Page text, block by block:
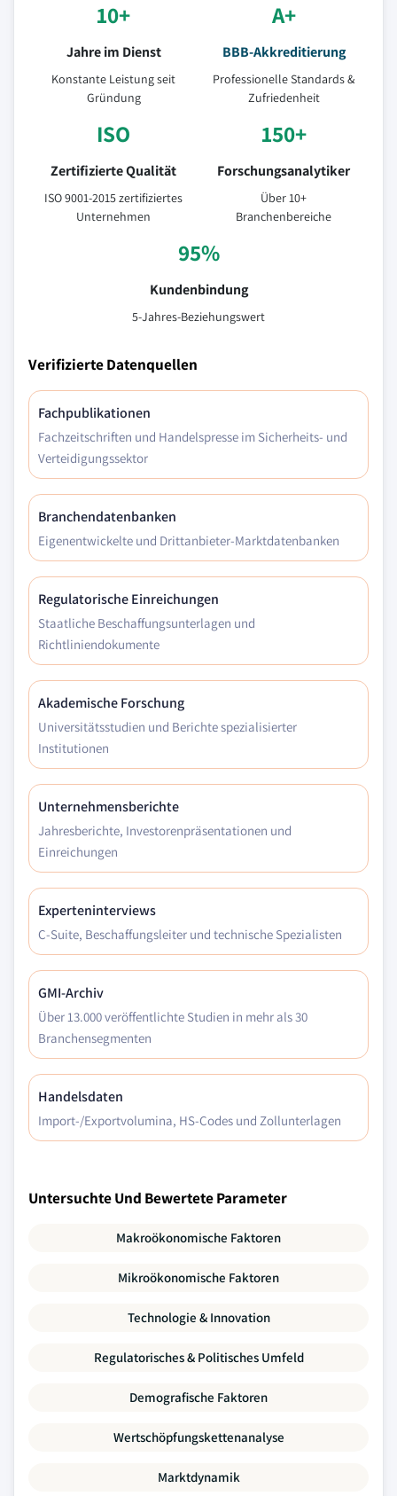
10+
Jahre im Dienst
Konstante Leistung seit
Gründung
A+
BBB-Akkreditierung
Professionelle Standards &
Zufriedenheit
ISO
Zertifizierte Qualität
ISO 9001-2015 zertifiziertes
Unternehmen
150+
Forschungsanalytiker
Über 10+
Branchenbereiche
95%
Kundenbindung
5-Jahres-Beziehungswert
Verifizierte Datenquellen
Fachpublikationen
Fachzeitschriften und Handelspresse im Sicherheits- und
Verteidigungssektor
Branchendatenbanken
Eigenentwickelte und Drittanbieter-Marktdatenbanken
Regulatorische Einreichungen
Staatliche Beschaffungsunterlagen und
Richtliniendokumente
Akademische Forschung
Universitätsstudien und Berichte spezialisierter
Institutionen
Unternehmensberichte
Jahresberichte, Investorenpräsentationen und
Einreichungen
Experteninterviews
C-Suite, Beschaffungsleiter und technische Spezialisten
GMI-Archiv
Über 13.000 veröffentlichte Studien in mehr als 30
Branchensegmenten
Handelsdaten
Import-/Exportvolumina, HS-Codes und Zollunterlagen
Untersuchte Und Bewertete Parameter
Makroökonomische Faktoren
Mikroökonomische Faktoren
Technologie & Innovation
Regulatorisches & Politisches Umfeld
Demografische Faktoren
Wertschöpfungskettenanalyse
Marktdynamik